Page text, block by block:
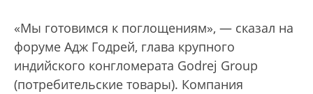
«Мы готовимся к поглощениям», — сказал на
форуме Адж Годрей, глава крупного
индийского конгломерата Godrej Group
(потребительские товары). Компания